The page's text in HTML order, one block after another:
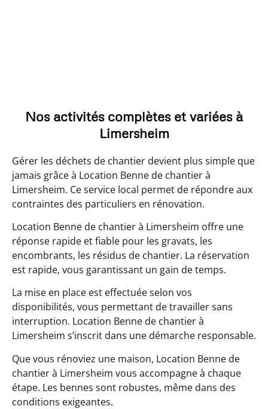
Nos activités complètes et variées à
Limersheim
Gérer les déchets de chantier devient plus simple que
jamais grâce à Location Benne de chantier à
Limersheim. Ce service local permet de répondre aux
contraintes des particuliers en rénovation.
Location Benne de chantier à Limersheim offre une
réponse rapide et fiable pour les gravats, les
encombrants, les résidus de chantier. La réservation
est rapide, vous garantissant un gain de temps.
La mise en place est effectuée selon vos
disponibilités, vous permettant de travailler sans
interruption. Location Benne de chantier à
Limersheim s’inscrit dans une démarche responsable.
Que vous rénoviez une maison, Location Benne de
chantier à Limersheim vous accompagne à chaque
étape. Les bennes sont robustes, même dans des
conditions exigeantes.